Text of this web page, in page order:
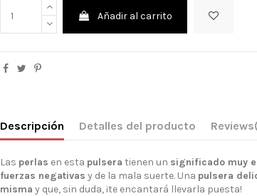
Añadir al carrito
Descripción Detalles del producto Reviews
Las perlas en esta pulsera tienen un significado muy
fuerzas negativas y de la mala suerte. Una pulsera
misma y que, sin duda, ¡te encantará llevarla puesta!